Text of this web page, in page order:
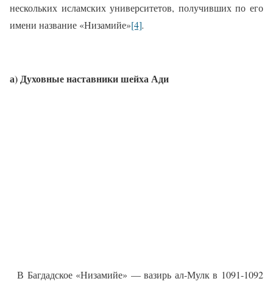
нескольких исламских университетов, получивших по его
имени название «Низамийе»[4].
а) Духовные наставники шейха Ади
В Багдадское «Низамийе» — вазирь ал-Мулк в 1091-1092